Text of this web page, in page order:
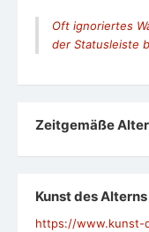
Oft ignoriertes
der Statusleiste
Zeit­ge­mäße
Kunst des Alterns
https://www.kunst-